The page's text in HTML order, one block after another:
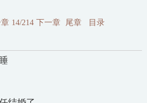
章 14/214 下一章 尾章 目录